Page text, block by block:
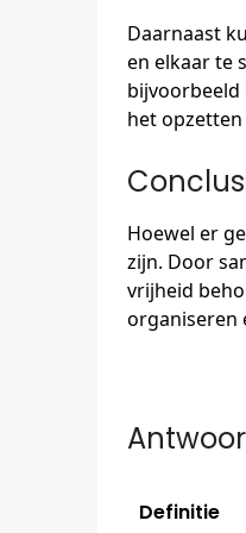
Daarnaast
en elkaar te
bijvoorbeeld
het
Hoewel er
zijn. Door
vrijheid
organiseren
Definitie